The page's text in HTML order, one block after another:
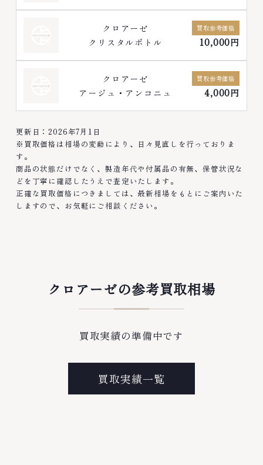
クロアーゼ
クリスタルボトル
買取参考価格
10,000円
クロアーゼ
アージュ・アンコニュ
買取参考価格
4,000円
更新日：2026年7月1日
※買取価格は相場の変動により、日々見直しを行っておりま
す。
商品の状態だけでなく、製造年代や付属品の有無、保管状況な
どを丁寧に確認したうえで査定いたします。
正確な買取価格につきましては、最新相場をもとにご案内いた
しますので、お気軽にご相談ください。
クロアーゼの参考買取相場
買取実績の準備中です
買取実績一覧